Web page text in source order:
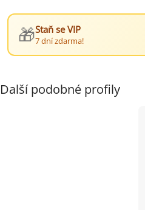
🎁Staň se VIP
7 dní zdarma!
Další podobné profily